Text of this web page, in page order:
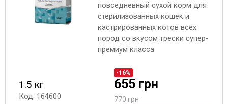
повседневный сухой корм для
стерилизованных кошек и
кастрированных котов всех
пород со вкусом трески супер-
премиум класса
1.5 кг
Код: 164600
-16%
655 грн
770 грн